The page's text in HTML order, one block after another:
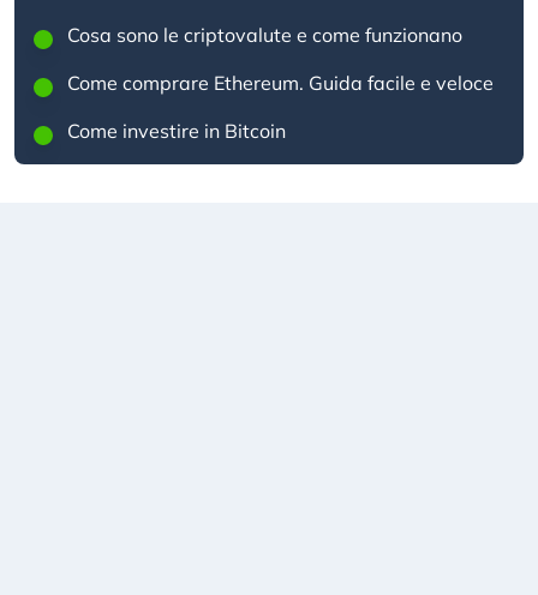
Cosa sono le criptovalute e come funzionano
Come comprare Ethereum. Guida facile e veloce
Come investire in Bitcoin